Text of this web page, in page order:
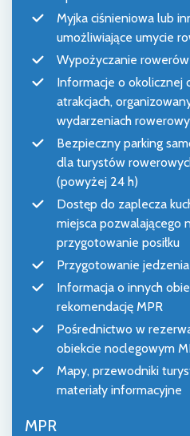
Myjka ciśnieniowa lub
umożliwiające umycie
Wypożyczanie rowerów
Informacje o okolicznej
atrakcjach,
wydarzeniach
Bezpieczny parking
dla turystów
(powyżej 24 h)
Dostęp do zaplecza
miejsca pozwalającego
przygotowanie posiłku
Przygotowanie jedzenia
Informacja o innych
rekomendację MPR
Pośrednictwo w
obiekcie noclegowym
Mapy, przewodniki
materiały informacyjne
MPR